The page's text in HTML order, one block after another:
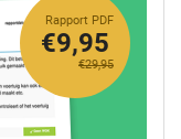
Rapport PDF
€29,95
€9,95